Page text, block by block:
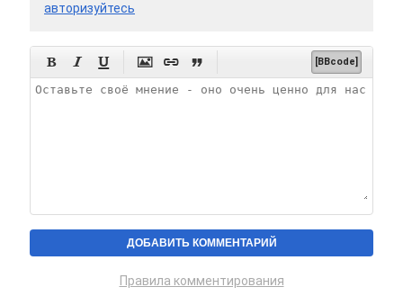
авторизуйтесь
      [BBcode]
Правила комментирования